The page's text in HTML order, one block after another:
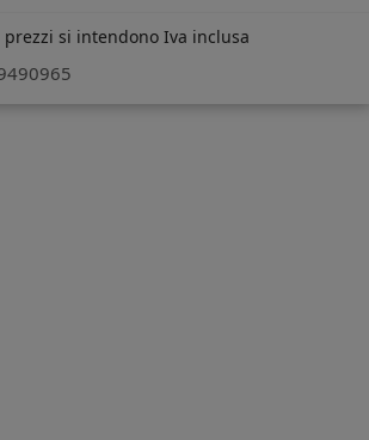
si intendono Iva inclusa